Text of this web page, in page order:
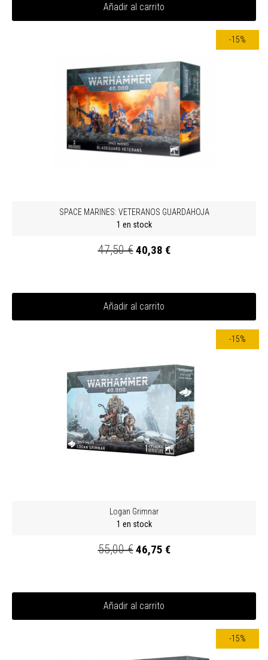
Añadir al carrito
-15%
SPACE MARINES: VETERANOS GUARDAHOJA
1 en stock
47,50 €40,38 €
Añadir al carrito
-15%
Logan Grimnar
1 en stock
55,00 €46,75 €
Añadir al carrito
-15%